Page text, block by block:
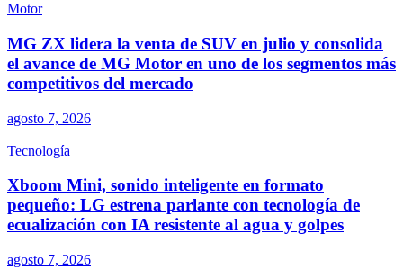
Motor
MG ZX lidera la venta de SUV en julio y consolida
el avance de MG Motor en uno de los segmentos más
competitivos del mercado
agosto 7, 2026
Tecnología
Xboom Mini, sonido inteligente en formato
pequeño: LG estrena parlante con tecnología de
ecualización con IA resistente al agua y golpes
agosto 7, 2026